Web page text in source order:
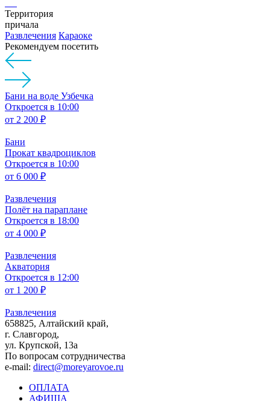
Территория
причала
Развлечения Караоке
Рекомендуем посетить
Бани на воде Узбечка
Откроется в 10:00
от 2 200 ₽
Бани
Прокат квадроциклов
Откроется в 10:00
от 6 000 ₽
Развлечения
Полёт на параплане
Откроется в 18:00
от 4 000 ₽
Развлечения
Акватория
Откроется в 12:00
от 1 200 ₽
Развлечения
658825, Алтайский край,
г. Славгород,
ул. Крупской, 13а
По вопросам сотрудничества
e-mail: direct@moreyarovoe.ru
ОПЛАТА
АФИША